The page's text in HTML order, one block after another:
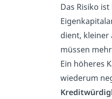
Das Risiko
dient, kleiner
müssen
Ein höheres
wiederum